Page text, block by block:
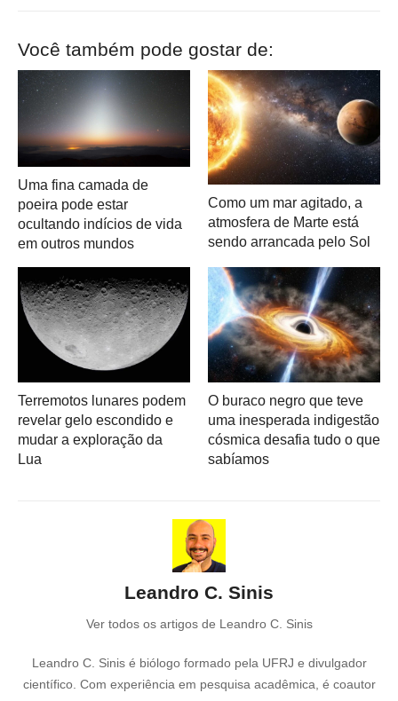
Você também pode gostar de:
Uma fina camada de
poeira pode estar
ocultando indícios de vida
em outros mundos
Como um mar agitado, a
atmosfera de Marte está
sendo arrancada pelo Sol
Terremotos lunares podem
revelar gelo escondido e
mudar a exploração da
Lua
O buraco negro que teve
uma inesperada indigestão
cósmica desafia tudo o que
sabíamos
Leandro C. Sinis
Ver todos os artigos de Leandro C. Sinis
Leandro C. Sinis é biólogo formado pela UFRJ e divulgador
científico. Com experiência em pesquisa acadêmica, é coautor